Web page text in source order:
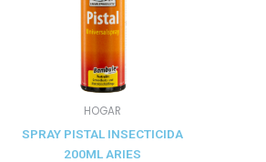
HOGAR
SPRAY PISTAL INSECTICIDA
200ML ARIES